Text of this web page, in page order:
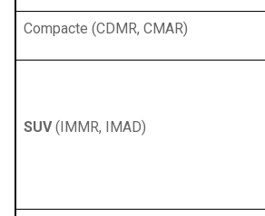
Compacte (CDMR, CMAR)
SUV(IMMR, IMAD)